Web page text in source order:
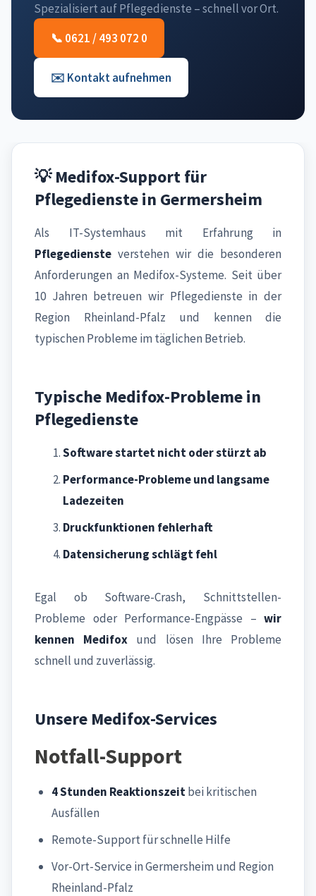
Spezialisiert auf Pflegedienste – schnell vor Ort.
📞 0621 / 493 072 0
✉️ Kontakt aufnehmen
💡 Medifox-Support für
Pflegedienste in Germersheim
Als IT-Systemhaus mit Erfahrung in
Pflegedienste verstehen wir die besonderen
Anforderungen an Medifox-Systeme. Seit über
10 Jahren betreuen wir Pflegedienste in der
Region Rheinland-Pfalz und kennen die
typischen Probleme im täglichen Betrieb.
Typische Medifox-Probleme in
Pflegedienste
Software startet nicht oder stürzt ab
Performance-Probleme und langsame
Ladezeiten
Druckfunktionen fehlerhaft
Datensicherung schlägt fehl
Egal ob Software-Crash, Schnittstellen-
Probleme oder Performance-Engpässe – wir
kennen Medifox und lösen Ihre Probleme
schnell und zuverlässig.
Unsere Medifox-Services
Notfall-Support
4 Stunden Reaktionszeitbei kritischen
Ausfällen
Remote-Support für schnelle Hilfe
Vor-Ort-Service in Germersheim und Region
Rheinland-Pfalz